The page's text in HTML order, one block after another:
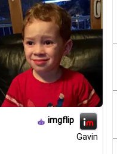
imgflip
Gavin